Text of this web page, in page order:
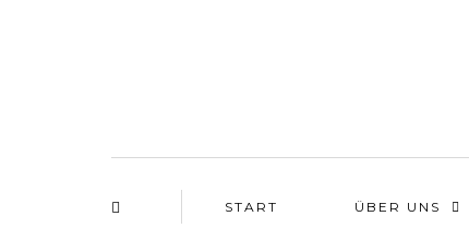
START ÜBER UNS